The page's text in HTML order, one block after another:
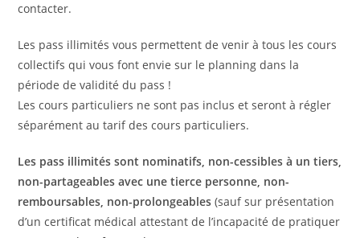
contacter.
Les pass illimités vous permettent de venir à tous les cours
collectifs qui vous font envie sur le planning dans la
période de validité du pass !
Les cours particuliers ne sont pas inclus et seront à régler
séparément au tarif des cours particuliers.
Les pass illimités sont nominatifs, non-cessibles à un tiers,
non-partageables avec une tierce personne, non-
remboursables, non-prolongeables (sauf sur présentation
d’un certificat médical attestant de l’incapacité de pratiquer